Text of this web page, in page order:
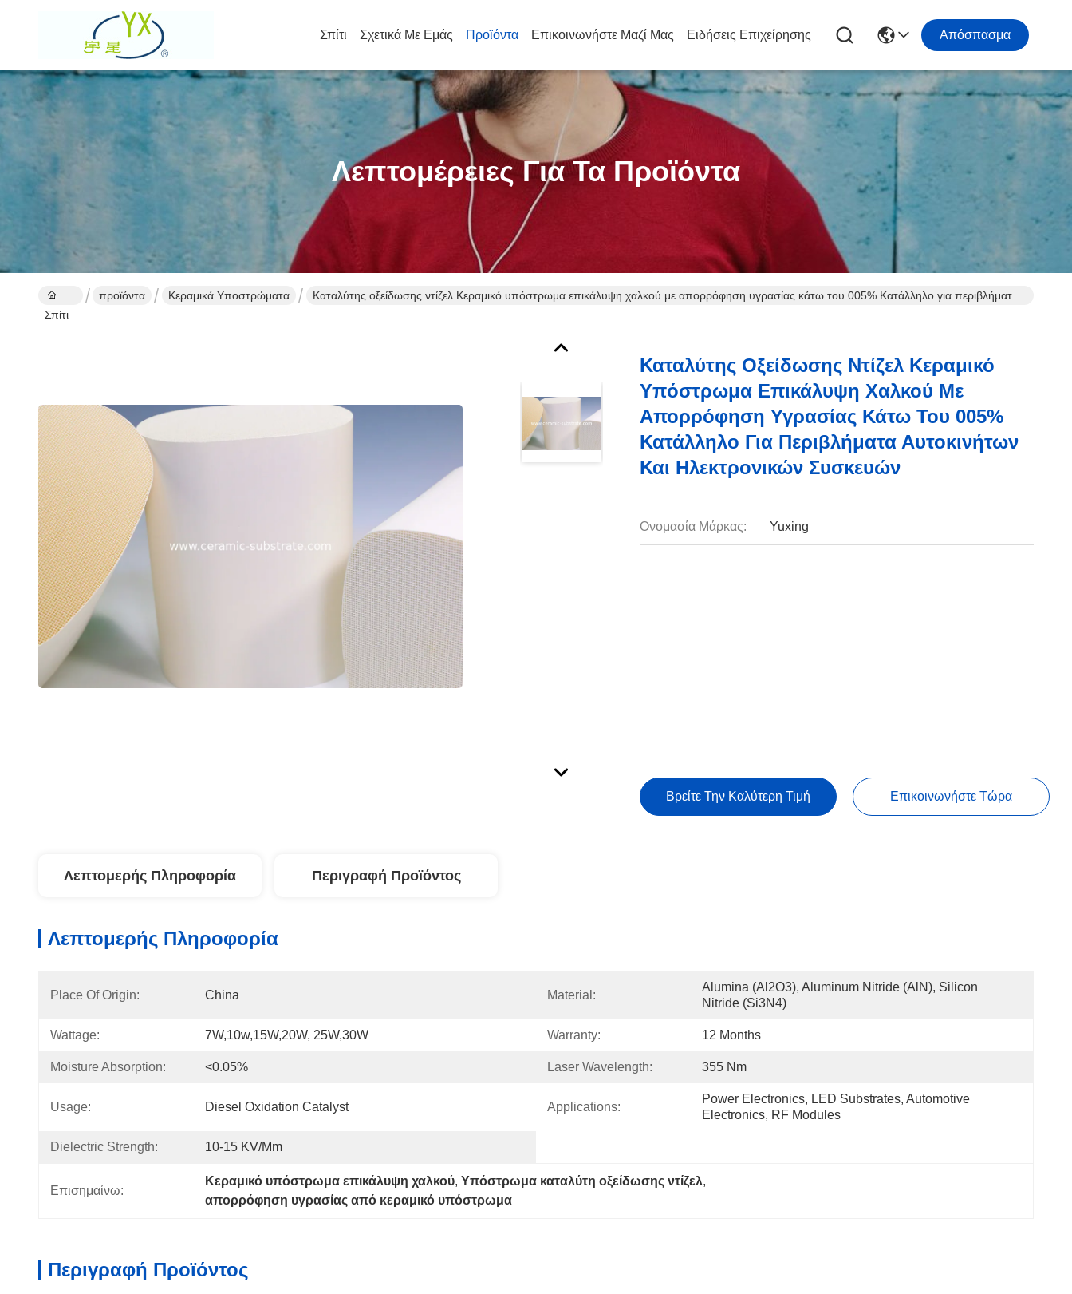
Σπίτι Σχετικά Με Εμάς Προϊόντα Επικοινωνήστε Μαζί Μας Ειδήσεις Επιχείρησης Απόσπασμα
Λεπτομέρειες Για Τα Προϊόντα
Σπίτι
προϊόντα Κεραμικά Υποστρώματα
Καταλύτης οξείδωσης ντίζελ Κεραμικό υπόστρωμα επικάλυψη χαλκού με απορρόφηση υγρασίας κάτω του 005% Κατάλληλο για περιβλήματα
Καταλύτης Οξείδωσης Ντίζελ Κεραμικό
Υπόστρωμα Επικάλυψη Χαλκού Με
Απορρόφηση Υγρασίας Κάτω Του 005%
Κατάλληλο Για Περιβλήματα Αυτοκινήτων
Και Ηλεκτρονικών Συσκευών
Ονομασία Μάρκας: Yuxing
Βρείτε Την Καλύτερη Τιμή Επικοινωνήστε Τώρα
Λεπτομερής Πληροφορία Περιγραφή Προϊόντος
Λεπτομερής Πληροφορία
Place Of Origin: China Material:
Alumina (Al2O3), Aluminum Nitride (AlN), Silicon
Nitride (Si3N4)
Wattage: 7W,10w,15W,20W, 25W,30W Warranty: 12 Months
Moisture Absorption: <0.05% Laser Wavelength: 355 Nm
Usage: Diesel Oxidation Catalyst Applications:
Power Electronics, LED Substrates, Automotive
Electronics, RF Modules
Dielectric Strength: 10-15 KV/mm
Επισημαίνω:
Κεραμικό υπόστρωμα επικάλυψη χαλκού, Υπόστρωμα καταλύτη οξείδωσης ντίζελ,
απορρόφηση υγρασίας από κεραμικό υπόστρωμα
Περιγραφή Προϊόντος